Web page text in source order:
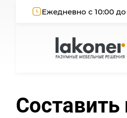
Ежедневно с 10:00